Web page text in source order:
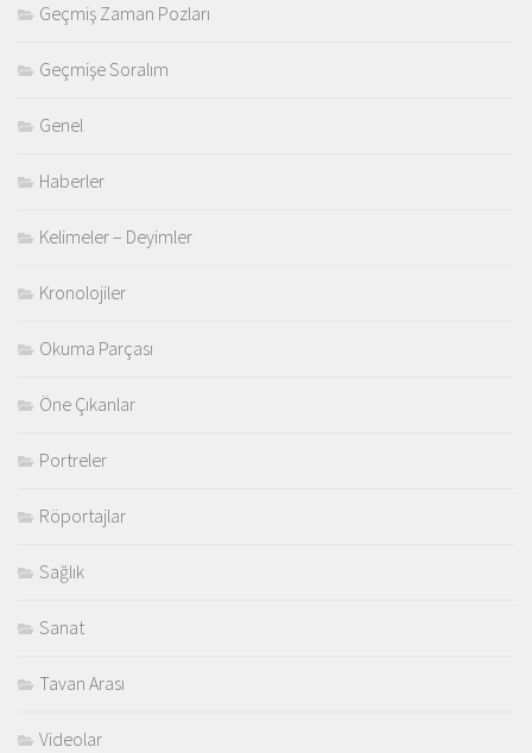
Geçmiş Zaman Pozları
Geçmişe Soralım
Genel
Haberler
Kelimeler – Deyimler
Kronolojiler
Okuma Parçası
Öne Çıkanlar
Portreler
Röportajlar
Sağlık
Sanat
Tavan Arası
Videolar